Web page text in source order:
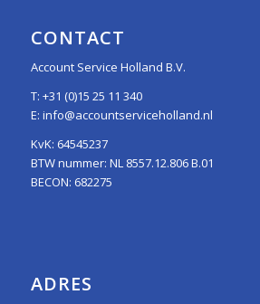
CONTACT
Account Service Holland B.V.
T: +31 (0)15 25 11 340
E: info@accountserviceholland.nl
KvK: 64545237
BTW nummer: NL 8557.12.806 B.01
BECON: 682275
ADRES